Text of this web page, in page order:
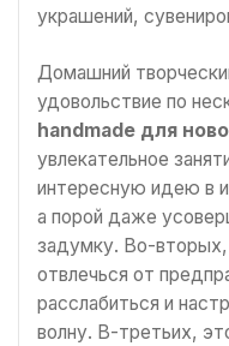
украшений,
Домашний
удовольствие по
handmade для
увлекательное
интересную идею в
а порой даже
задумку. Во-вторых,
отвлечься от
расслабиться и
волну. В-третьих,